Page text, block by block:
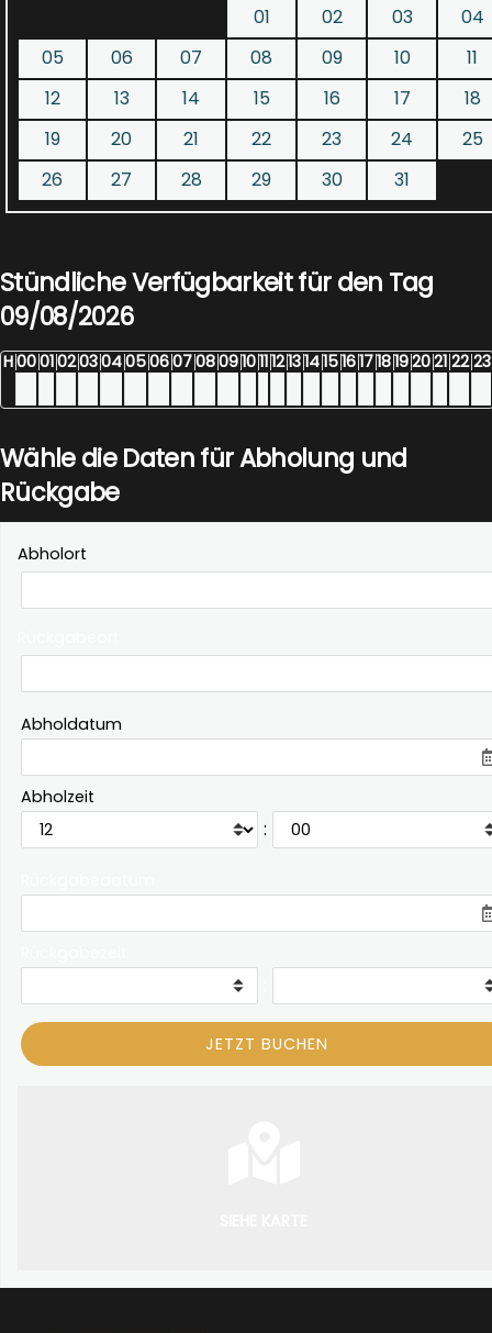
01 02 03
04
05
06 07 08 09 10
11
12
13 14 15 16 17
18
19
20 21 22 23 24
25
26
27 28 29 30 31
Stündliche Verfügbarkeit für den Tag
09/08/2026
H00010203040506070809101112131415161718192021 22 23
Wähle die Daten für Abholung und
Rückgabe
Abholort
Abholdatum
Abholzeit
: